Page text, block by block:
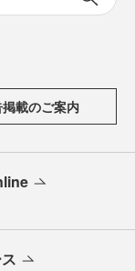
掲載のご案内